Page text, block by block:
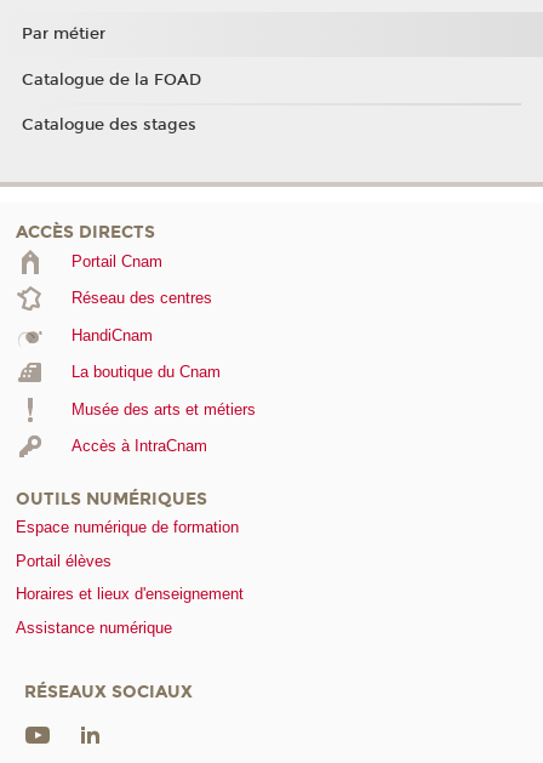
Par métier
Catalogue de la FOAD
Catalogue des stages
ACCÈS DIRECTS
Portail Cnam
Réseau des centres
HandiCnam
La boutique du Cnam
Musée des arts et métiers
Accès à IntraCnam
OUTILS NUMÉRIQUES
Espace numérique de formation
Portail élèves
Horaires et lieux d'enseignement
Assistance numérique
RÉSEAUX SOCIAUX